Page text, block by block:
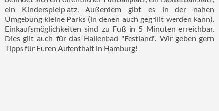
ein Kinderspielplatz. Außerdem gibt es in der nahen
Umgebung kleine Parks (in denen auch gegrillt werden kann).
Einkaufsmöglichkeiten sind zu Fuß in 5 Minuten erreichbar.
Dies gilt auch für das Hallenbad "Festland". Wir geben gern
Tipps für Euren Aufenthalt in Hamburg!